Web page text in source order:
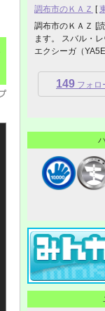
調布市のＫＡＺ [
調布市のＫＡＺ [
ます。 スバル・
エクシーガ（
149 フォロ